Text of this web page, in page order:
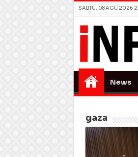
SABTU, 08 AGU 2026
News
gaza